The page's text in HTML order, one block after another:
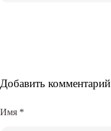
Добавить комментарий
Имя *